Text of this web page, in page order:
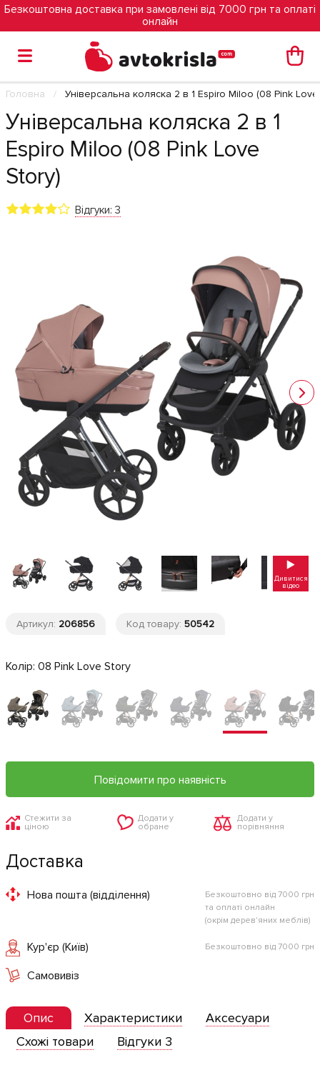
Безкоштовна доставка при замовлені від 7000 грн та оплаті
онлайн
Головна Універсальна коляска 2 в 1 Espiro Miloo (08 Pink
Універсальна коляска 2 в 1
Espiro Miloo (08 Pink Love
Story)
Відгуки: 3
Дивитися
відео
Артикул: 206856 Код товару: 50542
Колір: 08 Pink Love Story
Повідомити про наявність
Стежити за
ціною
Додати у
обране
Додати у
порівняння
Доставка
Нова пошта (відділення)
Безкоштовно від 7000 грн
та оплаті онлайн
(окрім дерев'яних меблів)
Кур'єр (Київ) Безкоштовно від 7000 грн
Самовивіз
Опис Характеристики
Аксесуари
Схожі товари
Відгуки 3